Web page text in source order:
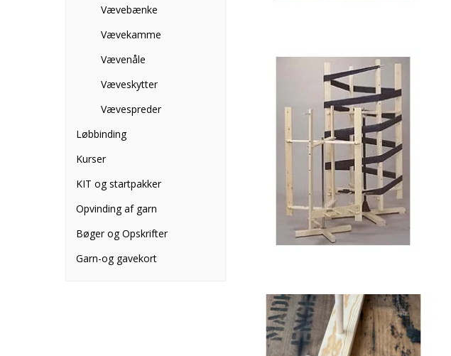
Vævebænke
Vævekamme
Vævenåle
Væveskytter
Vævespreder
Løbbinding
Kurser
KIT og startpakker
Opvinding af garn
Bøger og Opskrifter
Garn-og gavekort